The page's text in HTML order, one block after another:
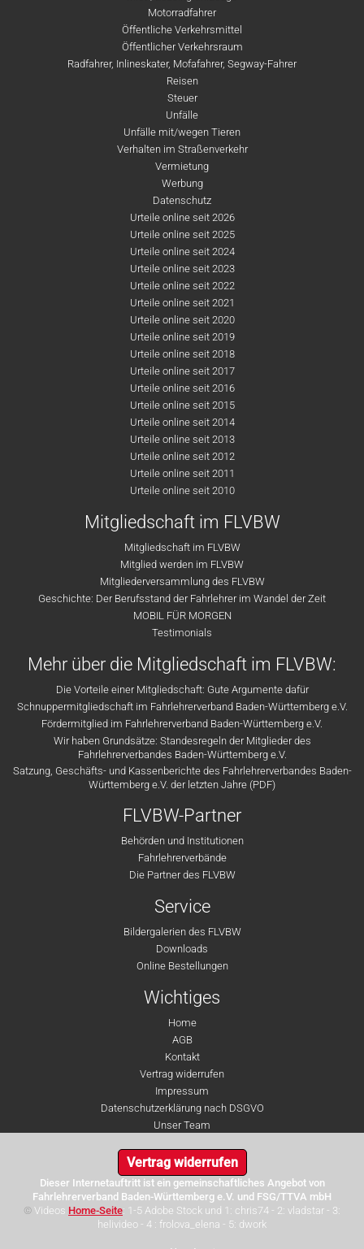
Motorradfahrer
Öffentliche Verkehrsmittel
Öffentlicher Verkehrsraum
Radfahrer, Inlineskater, Mofafahrer, Segway-Fahrer
Reisen
Steuer
Unfälle
Unfälle mit/wegen Tieren
Verhalten im Straßenverkehr
Vermietung
Werbung
Datenschutz
Urteile online seit 2026
Urteile online seit 2025
Urteile online seit 2024
Urteile online seit 2023
Urteile online seit 2022
Urteile online seit 2021
Urteile online seit 2020
Urteile online seit 2019
Urteile online seit 2018
Urteile online seit 2017
Urteile online seit 2016
Urteile online seit 2015
Urteile online seit 2014
Urteile online seit 2013
Urteile online seit 2012
Urteile online seit 2011
Urteile online seit 2010
Mitgliedschaft im FLVBW
Mitgliedschaft im FLVBW
Mitglied werden im FLVBW
Mitgliederversammlung des FLVBW
Geschichte: Der Berufsstand der Fahrlehrer im Wandel der Zeit
MOBIL FÜR MORGEN
Testimonials
Mehr über die Mitgliedschaft im FLVBW:
Die Vorteile einer Mitgliedschaft: Gute Argumente dafür
Schnuppermitgliedschaft im Fahrlehrerverband Baden-Württemberg e.V.
Fördermitglied im Fahrlehrerverband Baden-Württemberg e.V.
Wir haben Grundsätze: Standesregeln der Mitglieder des
Fahrlehrerverbandes Baden-Württemberg e.V.
Satzung, Geschäfts- und Kassenberichte des Fahrlehrerverbandes Baden-
Württemberg e.V. der letzten Jahre (PDF)
FLVBW-Partner
Behörden und Institutionen
Fahrlehrerverbände
Die Partner des FLVBW
Service
Bildergalerien des FLVBW
Downloads
Online Bestellungen
Wichtiges
Home
AGB
Kontakt
Vertrag widerrufen
Impressum
Datenschutzerklärung nach DSGVO
Unser Team
Vertrag widerrufen
Dieser Internetauftritt ist ein gemeinschaftliches Angebot von
Fahrlehrerverband Baden-Württemberg e.V. und FSG/TTVA mbH
© Videos Home-Seite: 1-5 Adobe Stock und 1: chris74 - 2: vladstar - 3:
helivideo - 4 : frolova_elena - 5: dwork